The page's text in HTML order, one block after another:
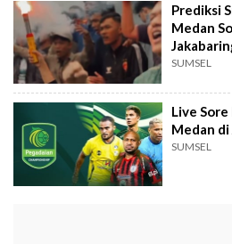
Prediksi
Medan
SUMSEL
Live Sore
Medan
SUMSEL